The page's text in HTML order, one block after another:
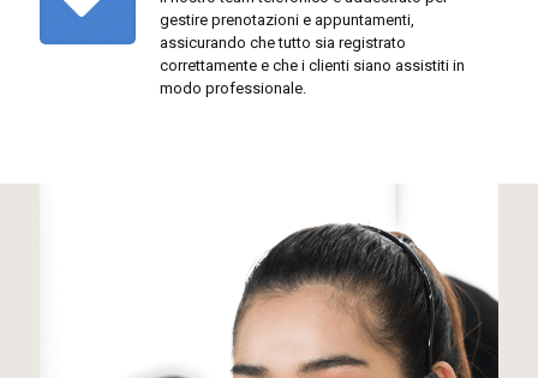
gestire prenotazioni e appuntamenti,
assicurando che tutto sia registrato
correttamente e che i clienti siano assistiti in
modo professionale.